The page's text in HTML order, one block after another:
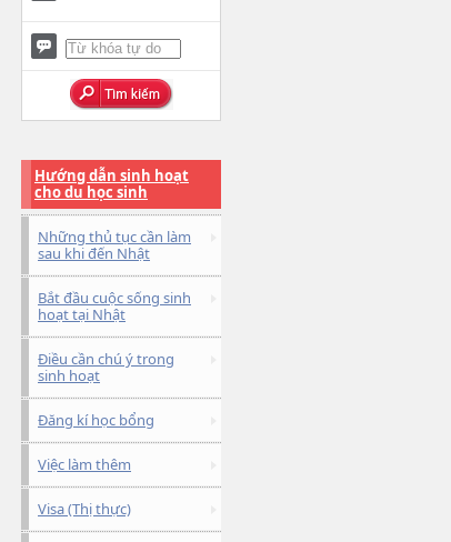
Hướng dẫn sinh hoạt
cho du học sinh
Những thủ tục cần làm
sau khi đến Nhật
Bắt đầu cuộc sống sinh
hoạt tại Nhật
Điều cần chú ý trong
sinh hoạt
Đăng kí học bổng
Việc làm thêm
Visa (Thị thực)